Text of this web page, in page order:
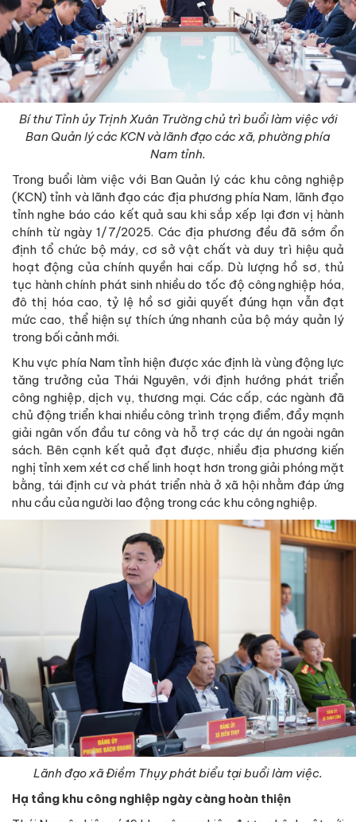
Bí thư Tỉnh ủy Trịnh Xuân Trường chủ trì buổi làm việc với
Ban Quản lý các KCN và lãnh đạo các xã, phường phía
Nam tỉnh.
Trong buổi làm việc với Ban Quản lý các khu công nghiệp
(KCN) tỉnh và lãnh đạo các địa phương phía Nam, lãnh đạo
tỉnh nghe báo cáo kết quả sau khi sắp xếp lại đơn vị hành
chính từ ngày 1/7/2025. Các địa phương đều đã sớm ổn
định tổ chức bộ máy, cơ sở vật chất và duy trì hiệu quả
hoạt động của chính quyền hai cấp. Dù lượng hồ sơ, thủ
tục hành chính phát sinh nhiều do tốc độ công nghiệp hóa,
đô thị hóa cao, tỷ lệ hồ sơ giải quyết đúng hạn vẫn đạt
mức cao, thể hiện sự thích ứng nhanh của bộ máy quản lý
trong bối cảnh mới.
Khu vực phía Nam tỉnh hiện được xác định là vùng động lực
tăng trưởng của Thái Nguyên, với định hướng phát triển
công nghiệp, dịch vụ, thương mại. Các cấp, các ngành đã
chủ động triển khai nhiều công trình trọng điểm, đẩy mạnh
giải ngân vốn đầu tư công và hỗ trợ các dự án ngoài ngân
sách. Bên cạnh kết quả đạt được, nhiều địa phương kiến
nghị tỉnh xem xét cơ chế linh hoạt hơn trong giải phóng mặt
bằng, tái định cư và phát triển nhà ở xã hội nhằm đáp ứng
nhu cầu của người lao động trong các khu công nghiệp.
Lãnh đạo xã Điềm Thụy phát biểu tại buổi làm việc.
Hạ tầng khu công nghiệp ngày càng hoàn thiện